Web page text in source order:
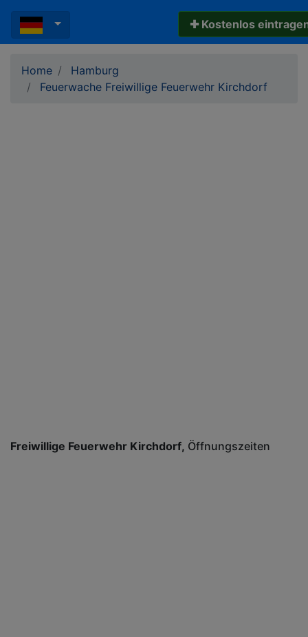
✚ Kostenlos
Home
Hamburg
Feuerwache Freiwillige Feuerwehr Kirchdorf
Freiwillige Feuerwehr Kirchdorf Öffnungszeiten